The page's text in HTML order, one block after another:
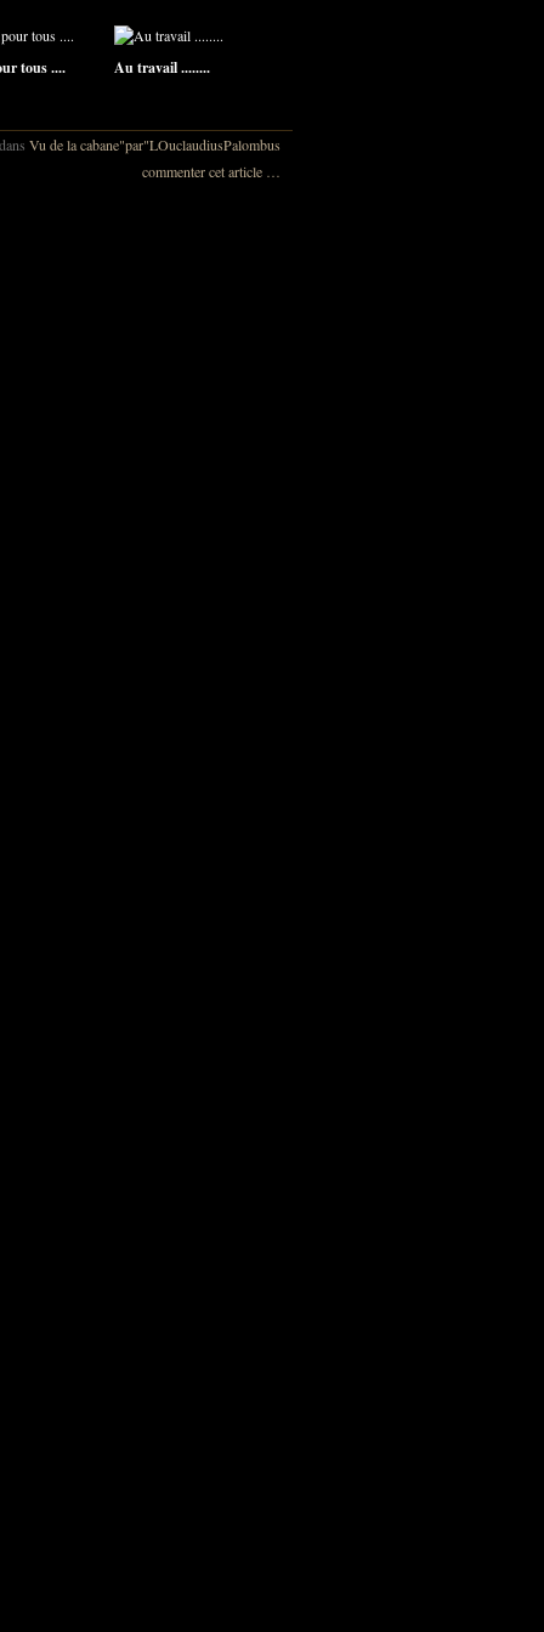
tous .... Au travail ........
dans Vu de la cabane"par"LOuclaudiusPalombus
commenter cet article